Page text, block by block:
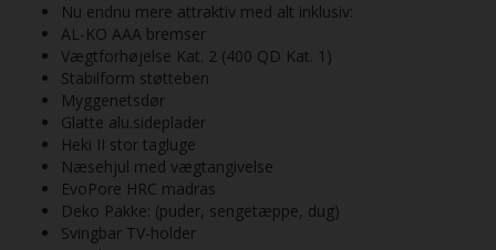
Nu endnu mere attraktiv med alt inklusiv:
AL-KO AAA bremser
Vægtforhøjelse Kat. 2 (400 QD Kat. 1)
Stabilform støtteben
Myggenetsdør
Glatte alu.sideplader
Heki II stor tagluge
Næsehjul med vægtangivelse
EvoPore HRC madras
Deko Pakke: (puder, sengetæppe, dug)
Svingbar TV-holder